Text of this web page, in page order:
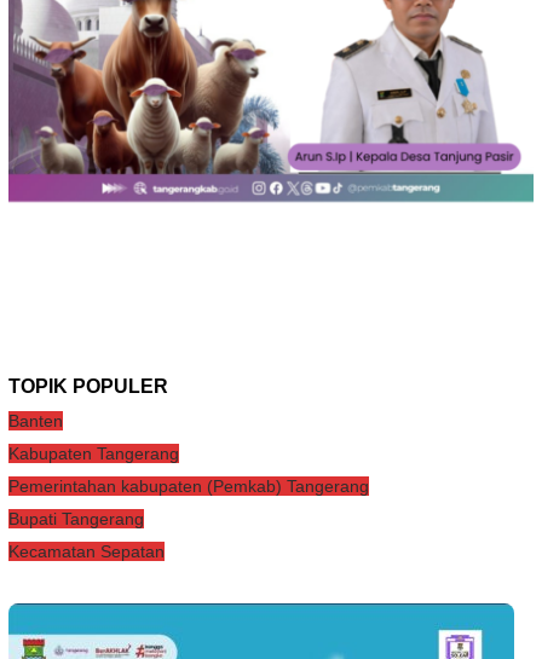
TOPIK POPULER
Banten
Kabupaten Tangerang
Pemerintahan kabupaten (Pemkab) Tangerang
Bupati Tangerang
Kecamatan Sepatan